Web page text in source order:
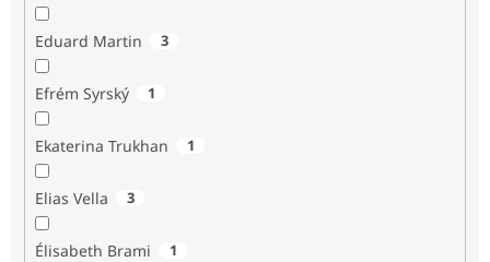
Eduard Martin 3
Efrém Syrský 1
Ekaterina Trukhan 1
Elias Vella 3
Élisabeth Brami 1